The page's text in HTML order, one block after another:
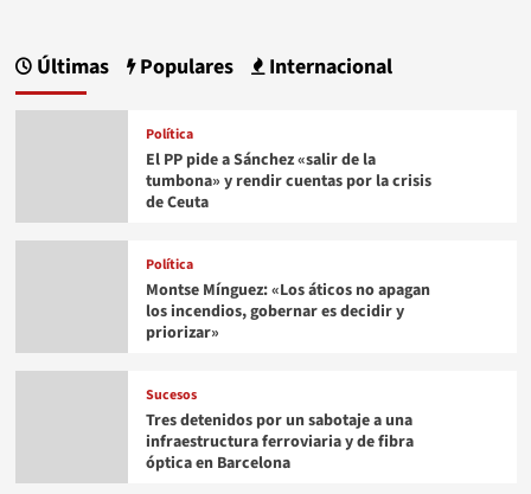
Últimas Populares Internacional
Política
El PP pide a Sánchez «salir de la
tumbona» y rendir cuentas por la crisis
de Ceuta
Política
Montse Mínguez: «Los áticos no apagan
los incendios, gobernar es decidir y
priorizar»
Sucesos
Tres detenidos por un sabotaje a una
infraestructura ferroviaria y de fibra
óptica en Barcelona